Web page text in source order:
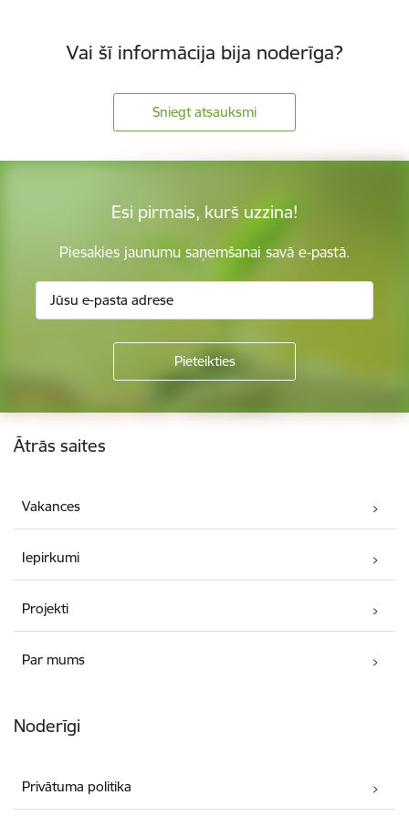
Vai šī informācija bija noderīga?
Sniegt atsauksmi
Esi pirmais, kurš uzzina!
Piesakies jaunumu saņemšanai savā e-pastā.
Kājene
Ātrās saites
Vakances
Iepirkumi
Projekti
Par mums
Noderīgi
Privātuma politika